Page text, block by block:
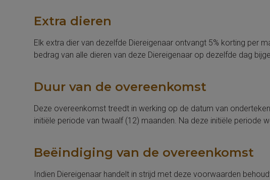
Extra dieren
Elk extra dier van dezelfde Diereigenaar ontvangt 5% korting per
bedrag van alle dieren van deze Diereigenaar op dezelfde dag
Duur van de overeenkomst
Deze overeenkomst treedt in werking op de datum van
initiële periode van twaalf (12) maanden. Na deze initiële periode
Beëindiging van de overeenkomst
Indien Diereigenaar handelt in strijd met deze voorwaarden